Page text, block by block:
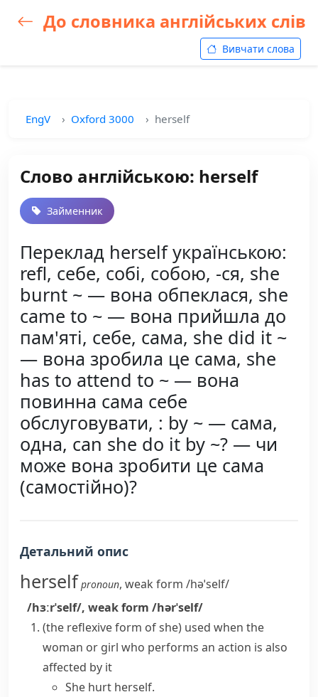
До словника англійських слів
Вивчати слова
EngV Oxford 3000 herself
Слово англійською: herself
Займенник
Переклад herself українською:
refl, себе, собі, собою, -ся, she
burnt ~ — вона обпеклася, she
came to ~ — вона прийшла до
пам'яті, себе, сама, she did it ~
— вона зробила це сама, she
has to attend to ~ — вона
повинна сама себе
обслуговувати, : by ~ — сама,
одна, can she do it by ~? — чи
може вона зробити це сама
(самостійно)?
Детальний опис
herself pronoun, weak form /həˈself/
/hɜːrˈself/, weak form /hərˈself/
(the reflexive form ofshe) used when the
woman or girl who performs an action is also
affected by it
She hurt herself.